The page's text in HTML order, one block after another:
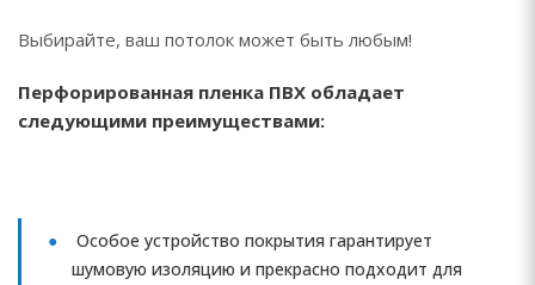
Выбирайте, ваш потолок может быть любым!
Перфорированная пленка ПВХ обладает
следующими преимуществами:
Особое устройство покрытия гарантирует
шумовую изоляцию и прекрасно подходит для